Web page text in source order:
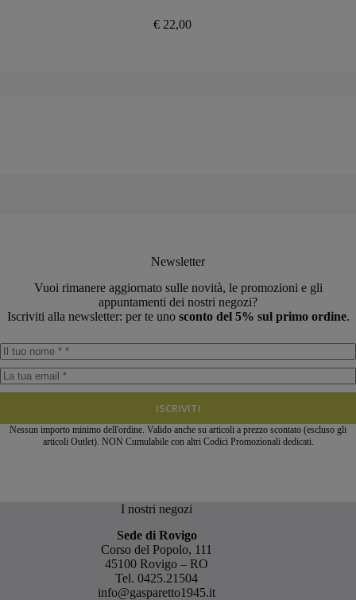
€ 22,00
Newsletter
Vuoi rimanere aggiornato sulle novità, le promozioni e gli
appuntamenti dei nostri negozi?
Iscriviti alla newsletter: per te uno sconto del 5% sul primo ordine.
ISCRIVITI
Nessun importo minimo dell'ordine. Valido anche su articoli a prezzo scontato (escluso gli
articoli Outlet). NON Cumulabile con altri Codici Promozionali dedicati.
I nostri negozi
Sede di Rovigo
Corso del Popolo, 111
45100 Rovigo – RO
Tel.0425.21504
info@gasparetto1945.it